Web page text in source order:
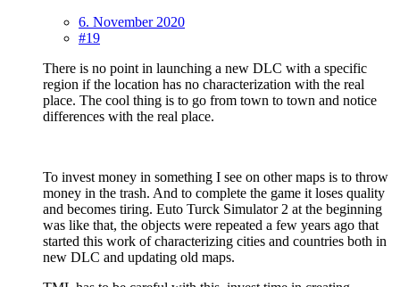
6. November 2020
#19
There is no point in launching a new DLC with a specific
region if the location has no characterization with the real
place. The cool thing is to go from town to town and notice
differences with the real place.
To invest money in something I see on other maps is to throw
money in the trash. And to complete the game it loses quality
and becomes tiring. Euto Turck Simulator 2 at the beginning
was like that, the objects were repeated a few years ago that
started this work of characterizing cities and countries both in
new DLC and updating old maps.